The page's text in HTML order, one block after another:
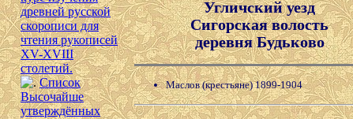
древней русской
скорописи для
чтения рукописей
XV-XVIII
столетий.
Список
Высочайше
утверждённых
Угличский уезд
Сигорская волость
деревня Будьково
Маслов (крестьяне) 1899-1904